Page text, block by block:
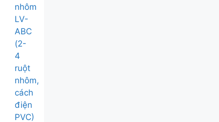
nhôm
LV-
ABC
(2-
4
ruột
nhôm,
cách
điện
PVC)